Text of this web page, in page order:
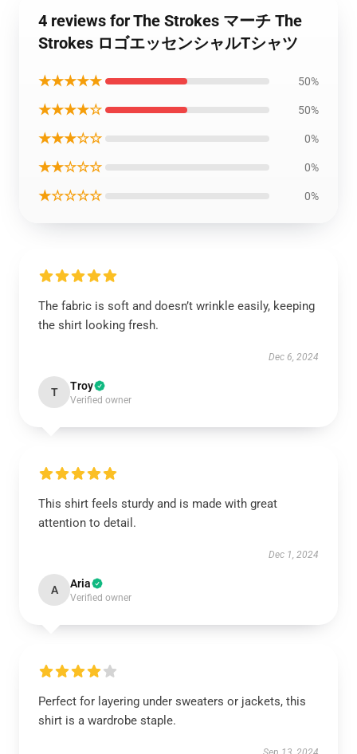
4 reviews for The Strokes マーチ The
Strokes ロゴエッセンシャルTシャツ
★★★★★ 50%
★★★★☆ 50%
★★★☆☆ 0%
★★☆☆☆ 0%
★☆☆☆☆ 0%
The fabric is soft and doesn’t wrinkle easily, keeping
the shirt looking fresh.
Dec 6, 2024
T Troy
Verified owner
This shirt feels sturdy and is made with great
attention to detail.
Dec 1, 2024
A Aria
Verified owner
Perfect for layering under sweaters or jackets, this
shirt is a wardrobe staple.